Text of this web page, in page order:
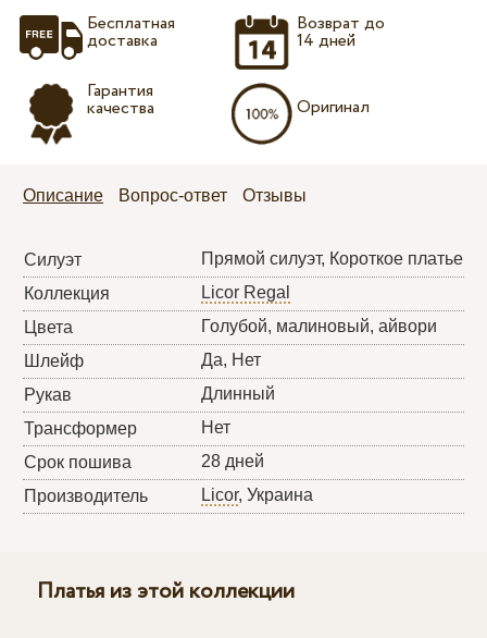
Бесплатная
доставка
Гарантия
качества
Возврат до
14 дней
Оригинал
Описание Вопрос-ответ Отзывы
Силуэт
Прямой силуэт, Короткое платье
Коллекция
Licor Regal
Цвета
Голубой, малиновый, айвори
Шлейф
Да, Нет
Рукав
Длинный
Трансформер
Нет
Срок пошива
28 дней
Производитель
Licor, Украина
Платья из этой коллекции